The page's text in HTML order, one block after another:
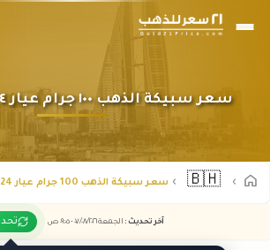
سعر سبيكة الذهب ١٠٠ جرام عيار ٢٤ في البحرين
🇧🇭 سعر سبيكة الذهب 100 جرام عيار 24 في البحرين
آخر تحديث : الجمعة ٠٧ /٠٨/٢٠٢٦ - ٠٩:٠٥ ص